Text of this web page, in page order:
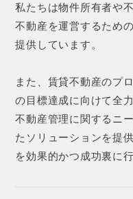
私たちは物件所有者や
不動産を運営するため
提供しています。
また、賃貸不動産のプ
の目標達成に向けて全
不動産管理に関するニ
たソリューションを提
を効果的かつ成功裏に